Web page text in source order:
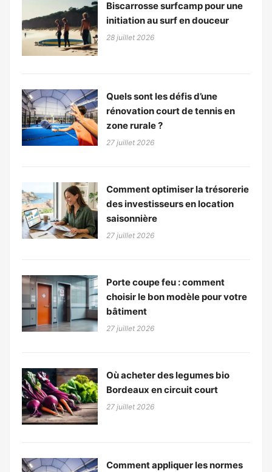
Biscarrosse surfcamp pour une
initiation au surf en douceur
28 juillet 2026
Quels sont les défis d’une
rénovation court de tennis en
zone rurale ?
27 juillet 2026
Comment optimiser la trésorerie
des investisseurs en location
saisonnière
27 juillet 2026
Porte coupe feu : comment
choisir le bon modèle pour votre
bâtiment
27 juillet 2026
Où acheter des legumes bio
Bordeaux en circuit court
27 juillet 2026
Comment appliquer les normes